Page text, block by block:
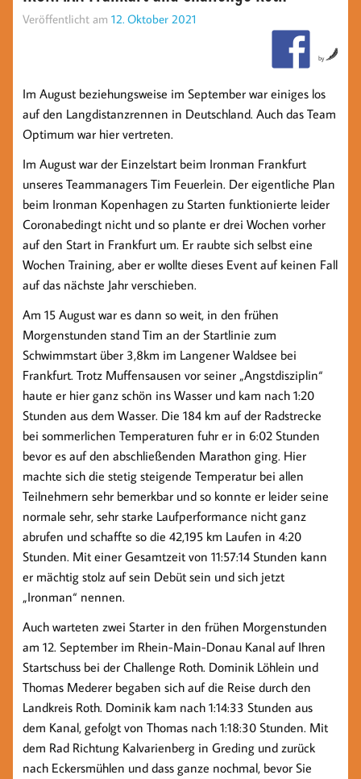
Veröffentlicht am 12. Oktober 2021
by
Im August beziehungsweise im September war einiges los
auf den Langdistanzrennen in Deutschland. Auch das Team
Optimum war hier vertreten.
Im August war der Einzelstart beim Ironman Frankfurt
unseres Teammanagers Tim Feuerlein. Der eigentliche Plan
beim Ironman Kopenhagen zu Starten funktionierte leider
Coronabedingt nicht und so plante er drei Wochen vorher
auf den Start in Frankfurt um. Er raubte sich selbst eine
Wochen Training, aber er wollte dieses Event auf keinen Fall
auf das nächste Jahr verschieben.
Am 15 August war es dann so weit, in den frühen
Morgenstunden stand Tim an der Startlinie zum
Schwimmstart über 3,8km im Langener Waldsee bei
Frankfurt. Trotz Muffensausen vor seiner „Angstdisziplin“
haute er hier ganz schön ins Wasser und kam nach 1:20
Stunden aus dem Wasser. Die 184 km auf der Radstrecke
bei sommerlichen Temperaturen fuhr er in 6:02 Stunden
bevor es auf den abschließenden Marathon ging. Hier
machte sich die stetig steigende Temperatur bei allen
Teilnehmern sehr bemerkbar und so konnte er leider seine
normale sehr, sehr starke Laufperformance nicht ganz
abrufen und schaffte so die 42,195 km Laufen in 4:20
Stunden. Mit einer Gesamtzeit von 11:57:14 Stunden kann
er mächtig stolz auf sein Debüt sein und sich jetzt
„Ironman“ nennen.
Auch warteten zwei Starter in den frühen Morgenstunden
am 12. September im Rhein-Main-Donau Kanal auf Ihren
Startschuss bei der Challenge Roth. Dominik Löhlein und
Thomas Mederer begaben sich auf die Reise durch den
Landkreis Roth. Dominik kam nach 1:14:33 Stunden aus
dem Kanal, gefolgt von Thomas nach 1:18:30 Stunden. Mit
dem Rad Richtung Kalvarienberg in Greding und zurück
nach Eckersmühlen und dass ganze nochmal, bevor Sie